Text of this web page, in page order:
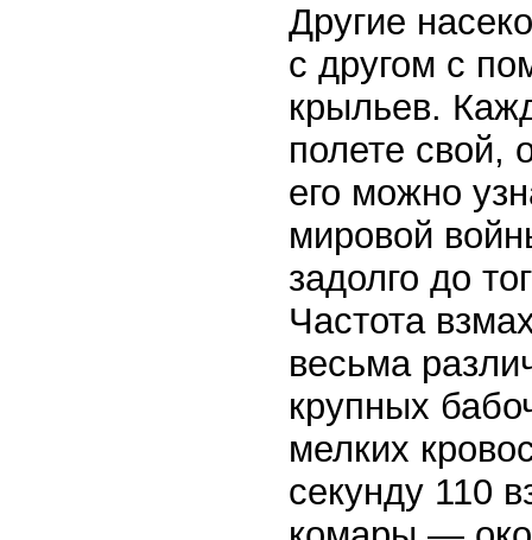
Другие
с другом с
крыльев.
полете свой,
его можно
мировой
задолго до
Частота
весьма
крупных
мелких
секунду 110